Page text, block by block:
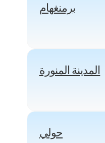
برمنغهام
المدينة المنورة
حولي